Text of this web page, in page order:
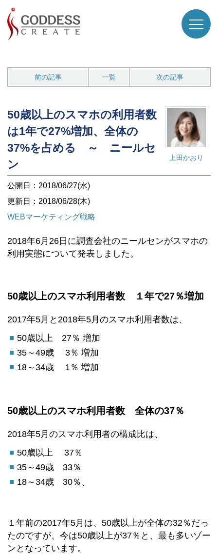
前の記事 一覧 次の記事
上田かおり
50歳以上のスマホの利用者数
は1年で27%増加、全体の
37%を占める ～ ニールセ
ン
公開日：2018/06/27(水)
更新日：2018/06/28(木)
WEBマーケティング戦略
2018年6月26日に調査会社のニールセンがスマホの
利用実態について発表しました。
50歳以上のスマホ利用者数 １年で27％増加
2017年5月と2018年5月のスマホ利用者数は、
50歳以上 27％ 増加
35～49歳 3％ 増加
18～34歳 1％ 増加
50歳以上のスマホ利用者数 全体の37％
2018年5月のスマホ利用者の構成比は、
50歳以上 37％
35～49歳 33％
18～34歳 30％、
１年前の2017年5月は、50歳以上が全体の32％だっ
たのですが、今は50歳以上が37％と、最も多いゾー
ンとなっています。